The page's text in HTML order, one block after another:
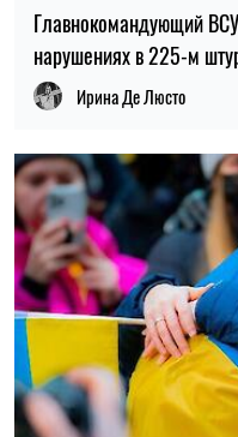
13:59, 03.08.2026
украинских детей: кого
Ирина Де Люсто
ПОСЛЕДНИЕ
11:59
07.08.26
2026 году:
социально-